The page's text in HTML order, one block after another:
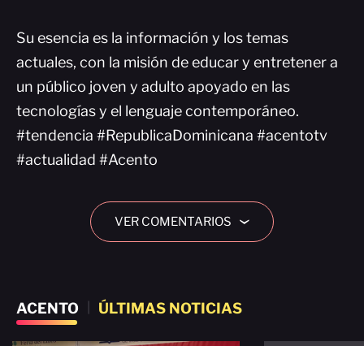
Su esencia es la información y los temas
actuales, con la misión de educar y entretener a
un público joven y adulto apoyado en las
tecnologías y el lenguaje contemporáneo.
#tendencia #RepublicaDominicana #acentotv
#actualidad #Acento
VER COMENTARIOS ›
ACENTO ÚLTIMAS NOTICIAS